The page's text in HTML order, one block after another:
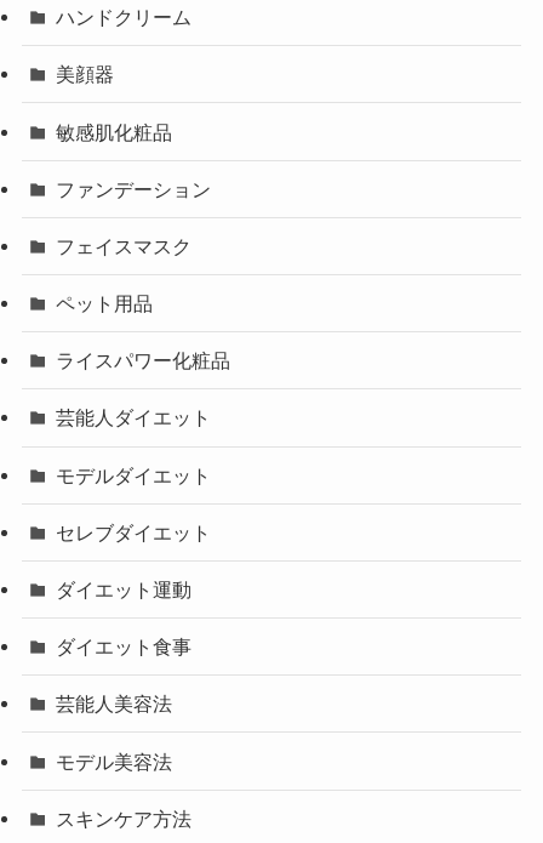
ハンドクリーム
美顔器
敏感肌化粧品
ファンデーション
フェイスマスク
ペット用品
ライスパワー化粧品
芸能人ダイエット
モデルダイエット
セレブダイエット
ダイエット運動
ダイエット食事
芸能人美容法
モデル美容法
スキンケア方法